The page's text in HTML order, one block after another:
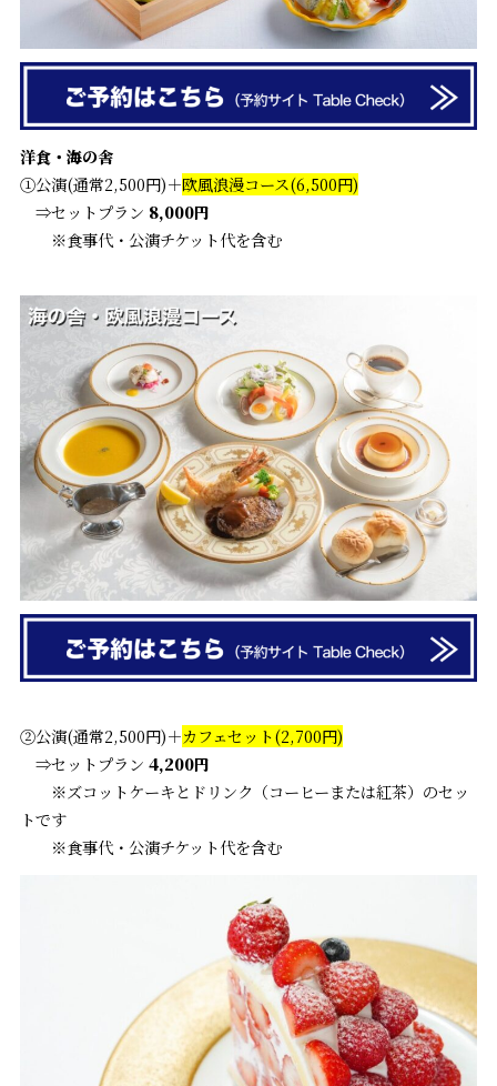
洋食・海の舎
①公演(通常2,500円)＋欧風浪漫コース(6,500円)
⇒セットプラン 8,000円
※食事代・公演チケット代を含む
②公演(通常2,500円)＋カフェセット(2,700円)
⇒セットプラン 4,200円
※ズコットケーキとドリンク（コーヒーまたは紅茶）のセッ
トです
※食事代・公演チケット代を含む